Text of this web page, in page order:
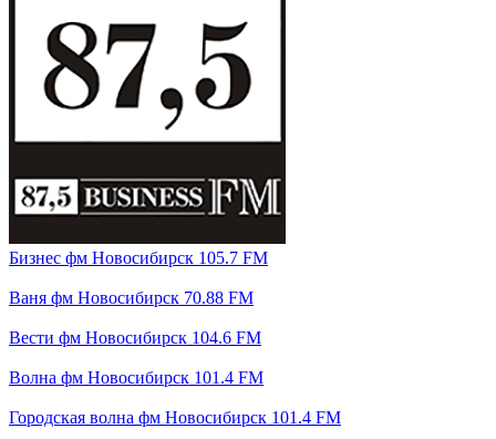
Бизнес фм Новосибирск 105.7 FM
Ваня фм Новосибирск 70.88 FM
Вести фм Новосибирск 104.6 FM
Волна фм Новосибирск 101.4 FM
Городская волна фм Новосибирск 101.4 FM